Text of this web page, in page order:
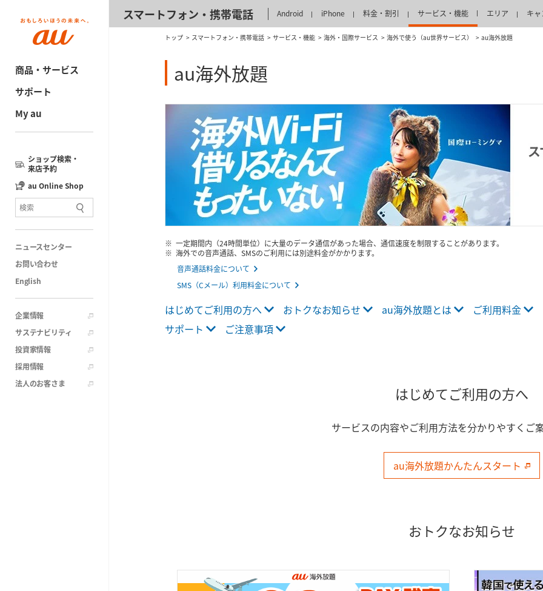
商品・サービス
サポート
My au
ショップ検索・
来店予約
au Online Shop
ニュースセンター
お問い合わせ
English
企業情報
サステナビリティ
投資家情報
採用情報
法人のお客さま
スマートフォン・携帯電話 Android iPhone 料金・割引 サービス・機能 エリア キ
トップ スマートフォン・携帯電話 サービス・機能 海外・国際サービス 海外で使う（au世界サービス） au海外放題
au海外放題
一定期間内（24時間単位）に大量のデータ通信があった場合、通信速度を制限することがあります。
海外での音声通話、SMSのご利用には別途料金がかかります。
音声通話料金について
SMS（Cメール）利用料金について
はじめてご利用の方へ おトクなお知らせ au海外放題とは ご利用料金
サポート
ご注意事項
はじめてご利用の方へ
サービスの内容やご利用方法を分かりやすくご
au海外放題かんたんスタート
おトクなお知らせ